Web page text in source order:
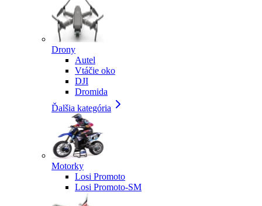
Drony
Autel
Vtáčie oko
DJI
Dromida
Ďalšia kategória
Motorky
Losi Promoto
Losi Promoto-SM